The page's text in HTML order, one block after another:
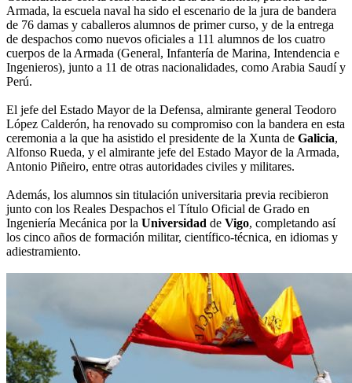
Armada, la escuela naval ha sido el escenario de la jura de bandera
de 76 damas y caballeros alumnos de primer curso, y de la entrega
de despachos como nuevos oficiales a 111 alumnos de los cuatro
cuerpos de la Armada (General, Infantería de Marina, Intendencia e
Ingenieros), junto a 11 de otras nacionalidades, como Arabia Saudí y
Perú.
El jefe del Estado Mayor de la Defensa, almirante general Teodoro
López Calderón, ha renovado su compromiso con la bandera en esta
ceremonia a la que ha asistido el presidente de la Xunta de Galicia,
Alfonso Rueda, y el almirante jefe del Estado Mayor de la Armada,
Antonio Piñeiro, entre otras autoridades civiles y militares.
Además, los alumnos sin titulación universitaria previa recibieron
junto con los Reales Despachos el Título Oficial de Grado en
Ingeniería Mecánica por la Universidad de Vigo, completando así
los cinco años de formación militar, científico-técnica, en idiomas y
adiestramiento.